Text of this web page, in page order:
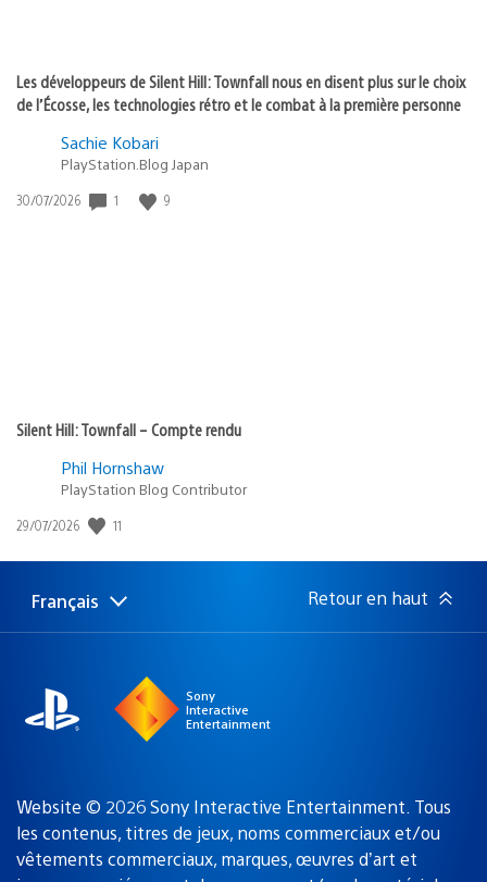
Les développeurs de Silent Hill: Townfall nous en disent plus sur le choix
de l’Écosse, les technologies rétro et le combat à la première personne
Sachie Kobari
PlayStation.Blog Japan
Date
30/07/2026 1 9
Silent Hill: Townfall – Compte rendu
Phil Hornshaw
PlayStation Blog Contributor
Date
publication
29/07/2026 11
Choisir
une
Région
actuelle
Français Retour en haut
Sony
Interactive
Entertainment
Website © 2026 Sony Interactive Entertainment. Tous
les contenus, titres de jeux, noms commerciaux et/ou
vêtements commerciaux, marques, œuvres d’art et